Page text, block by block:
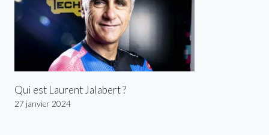
Qui est Laurent Jalabert ?
27 janvier 2024